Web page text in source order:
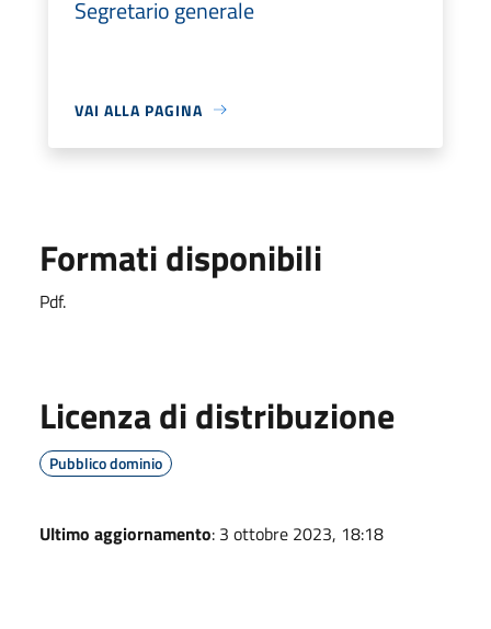
Segretario generale
VAI ALLA PAGINA
Formati disponibili
Pdf.
Licenza di distribuzione
Pubblico dominio
Ultimo aggiornamento: 3 ottobre 2023, 18:18